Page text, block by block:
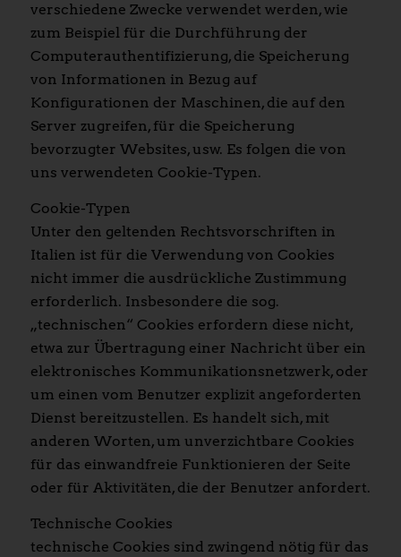
verschiedene Zwecke verwendet werden, wie
zum Beispiel für die Durchführung der
Computerauthentifizierung, die Speicherung
von Informationen in Bezug auf
Konfigurationen der Maschinen, die auf den
Server zugreifen, für die Speicherung
bevorzugter Websites, usw. Es folgen die von
uns verwendeten Cookie-Typen.
Cookie-Typen
Unter den geltenden Rechtsvorschriften in
Italien ist für die Verwendung von Cookies
nicht immer die ausdrückliche Zustimmung
erforderlich. Insbesondere die sog.
„technischen“ Cookies erfordern diese nicht,
etwa zur Übertragung einer Nachricht über ein
elektronisches Kommunikationsnetzwerk, oder
um einen vom Benutzer explizit angeforderten
Dienst bereitzustellen. Es handelt sich, mit
anderen Worten, um unverzichtbare Cookies
für das einwandfreie Funktionieren der Seite
oder für Aktivitäten, die der Benutzer anfordert.
Technische Cookies
technische Cookies sind zwingend nötig für das